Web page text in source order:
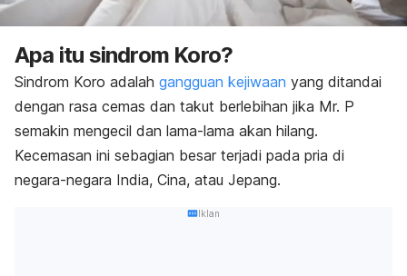
Apa itu sindrom Koro?
Sindrom Koro adalah gangguan kejiwaan yang ditandai
dengan rasa cemas dan takut berlebihan jika Mr. P
semakin mengecil dan lama-lama akan hilang.
Kecemasan ini sebagian besar terjadi pada pria di
negara-negara India, Cina, atau Jepang.
Iklan